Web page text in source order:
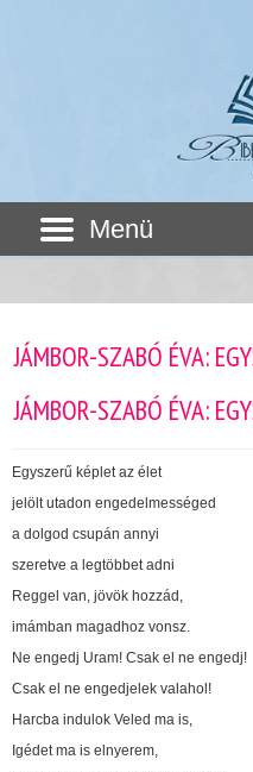
Menü
JÁMBOR-SZABÓ ÉVA:
JÁMBOR-SZABÓ ÉVA:
Egyszerű képlet az élet
jelölt utadon engedelmességed
a dolgod csupán annyi
szeretve a legtöbbet adni
Reggel van, jövök hozzád,
imámban magadhoz vonsz.
Ne engedj Uram! Csak el ne engedj!
Csak el ne engedjelek valahol!
Harcba indulok Veled ma is,
Igédet ma is elnyerem,